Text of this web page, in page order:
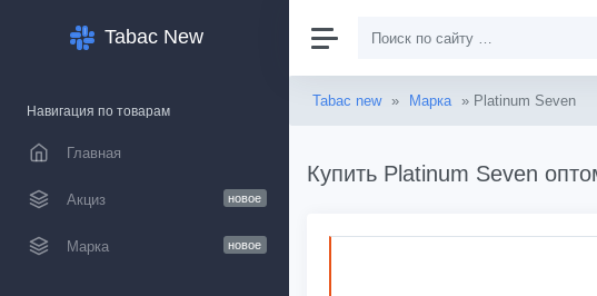
Tabac New
Навигация по товарам
Главная
Акциз новое
Марка новое
Tabac new » Марка » Platinum Seven
Купить Platinum Seven